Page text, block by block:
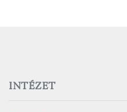
INTÉZET